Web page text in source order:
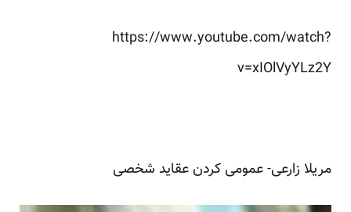
https://www.youtube.com/watch?
v=xIOlVyYLz2Y
مریلا زارعی- عمومی کردن عقاید شخصی